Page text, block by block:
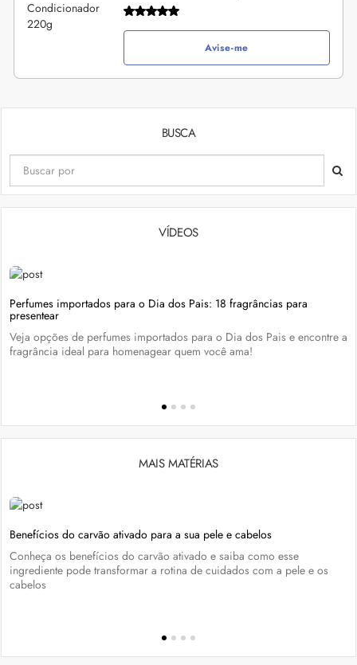
Avise-me
BUSCA
VÍDEOS
Perfumes importados para o Dia dos Pais: 18 fragrâncias para
presentear
Veja opções de perfumes importados para o Dia dos Pais e encontre a
fragrância ideal para homenagear quem você ama!
MAIS MATÉRIAS
Benefícios do carvão ativado para a sua pele e cabelos
Conheça os benefícios do carvão ativado e saiba como esse
ingrediente pode transformar a rotina de cuidados com a pele e os
cabelos